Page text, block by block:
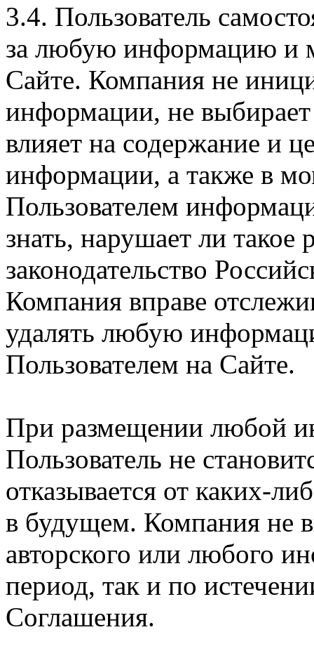
3.4. Пользователь
за любую информацию и
Сайте. Компания не
информации, не
влияет на содержание и
информации, а также в
Пользователем
знать, нарушает ли
законодательство
Компания вправе
удалять любую
Пользователем на Сайте.
При размещении любой
Пользователь не
отказывается от каких-
в будущем. Компания не
авторского или любого
период, так и по
Соглашения.